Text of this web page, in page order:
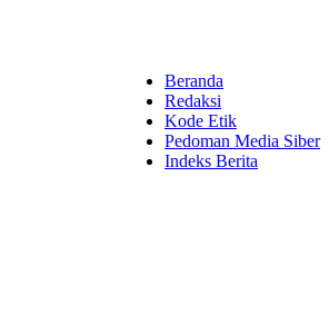
Beranda
Redaksi
Kode Etik
Pedoman Media Siber
Indeks Berita